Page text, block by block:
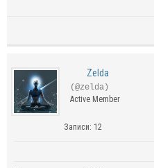
Zelda
(@zelda)
Active Member
Записи: 12